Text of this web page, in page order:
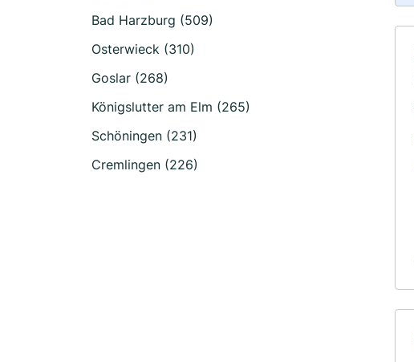
Bad Harzburg (509)
Osterwieck (310)
Goslar (268)
Königslutter am Elm (265)
Schöningen (231)
Cremlingen (226)